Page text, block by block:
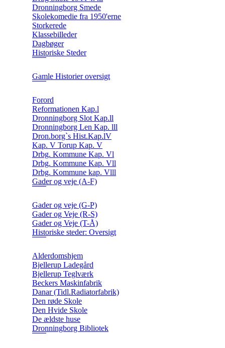
Dronningborg Smede
Skolekomedie fra 1950'erne
Storkerede
Klassebilleder
Dagbøger
Historiske Steder
Gamle Historier oversigt
Forord
Reformationen Kap.l
Dronningborg Slot Kap.ll
Dronningborg Len Kap. lll
Dron.borg`s Hist.Kap.lV
Kap. V Torup Kap. V
Drbg. Kommune Kap. Vl
Drbg. Kommune Kap. Vll
Drbg. Kommune kap. Vlll
Gader og veje (A-F)
Gader og veje (G-P)
Gader og Veje (R-S)
Gader og Veje (T-Å)
Historiske steder: Oversigt
Alderdomshjem
Bjellerup Ladegård
Bjellerup Teglværk
Beckers Maskinfabrik
Danar (Tidl.Radiatorfabrik)
Den røde Skole
Den Hvide Skole
De ældste huse
Dronningborg Bibliotek